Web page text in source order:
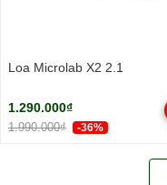
Loa Microlab X2 2.1
1.290.000₫
1.990.000₫ -36%